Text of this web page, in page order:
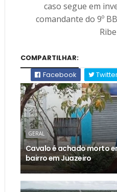
caso segue em
comandante do 9º
COMPARTILHAR:
Facebook
GERAL
Cavalo é achado morto
bairro em Juazeiro